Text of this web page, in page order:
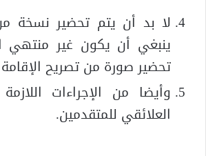
لا بد أن يتم تحضير نسخة
ينبغي أن يكون غير منتهي
تحضير صورة من تصريح
وأيضا من الإجراءات
العلائقي للمتقدمين.